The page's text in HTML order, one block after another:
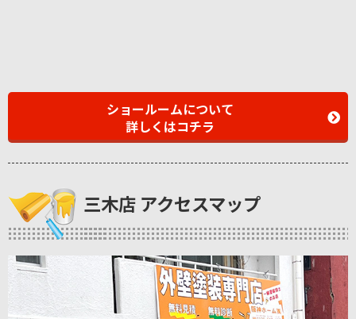
ショールームについて
詳しくはコチラ
三木店 アクセスマップ